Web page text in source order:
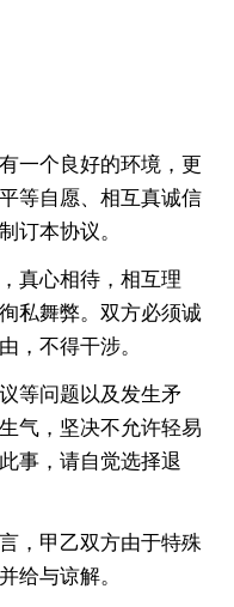
一个良好的环境，更
等自愿、相互真诚信
订本协议。
真心相待，相互理
私舞弊。双方必须诚
，不得干涉。
等问题以及发生矛
气，坚决不允许轻易
事，请自觉选择退
，甲乙双方由于特殊
给与谅解。